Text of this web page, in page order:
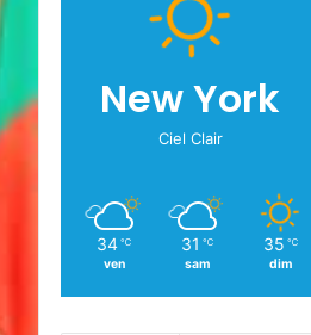
New York
Ciel Clair
34 ℃
ven
31 ℃
sam
35 ℃
dim